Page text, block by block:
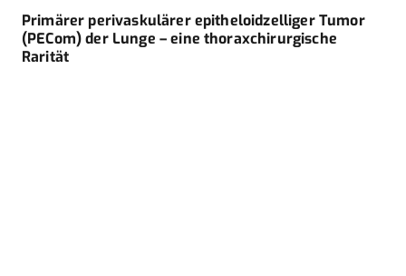
Primärer perivaskulärer epitheloidzelliger Tumor
(PECom) der Lunge – eine thoraxchirurgische
Rarität